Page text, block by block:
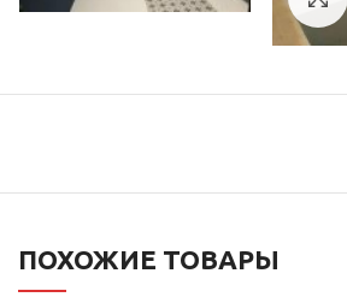
ПОХОЖИЕ ТОВАРЫ